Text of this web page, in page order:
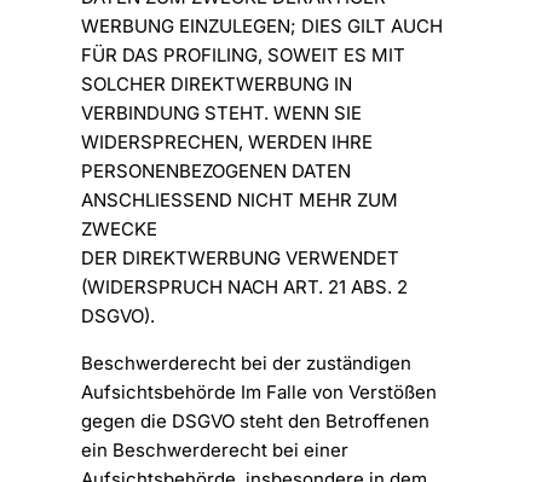
WERBUNG EINZULEGEN; DIES GILT AUCH
FÜR DAS PROFILING, SOWEIT ES MIT
SOLCHER DIREKTWERBUNG IN
VERBINDUNG STEHT. WENN SIE
WIDERSPRECHEN, WERDEN IHRE
PERSONENBEZOGENEN DATEN
ANSCHLIESSEND NICHT MEHR ZUM
ZWECKE
DER DIREKTWERBUNG VERWENDET
(WIDERSPRUCH NACH ART. 21 ABS. 2
DSGVO).
Beschwerderecht bei der zuständigen
Aufsichtsbehörde Im Falle von Verstößen
gegen die DSGVO steht den Betroffenen
ein Beschwerderecht bei einer